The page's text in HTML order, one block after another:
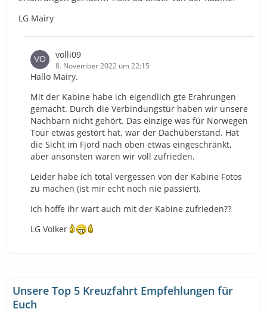
LG Mairy
volli09
8. November 2022 um 22:15
Hallo Mairy.
Mit der Kabine habe ich eigendlich gte Erahrungen
gemacht. Durch die Verbindungstür haben wir unsere
Nachbarn nicht gehört. Das einzige was für Norwegen
Tour etwas gestört hat, war der Dachüberstand. Hat
die Sicht im Fjord nach oben etwas eingeschränkt,
aber ansonsten waren wir voll zufrieden.
Leider habe ich total vergessen von der Kabine Fotos
zu machen (ist mir echt noch nie passiert).
Ich hoffe ihr wart auch mit der Kabine zufrieden??
LG Volker
Unsere Top 5 Kreuzfahrt Empfehlungen für
Euch